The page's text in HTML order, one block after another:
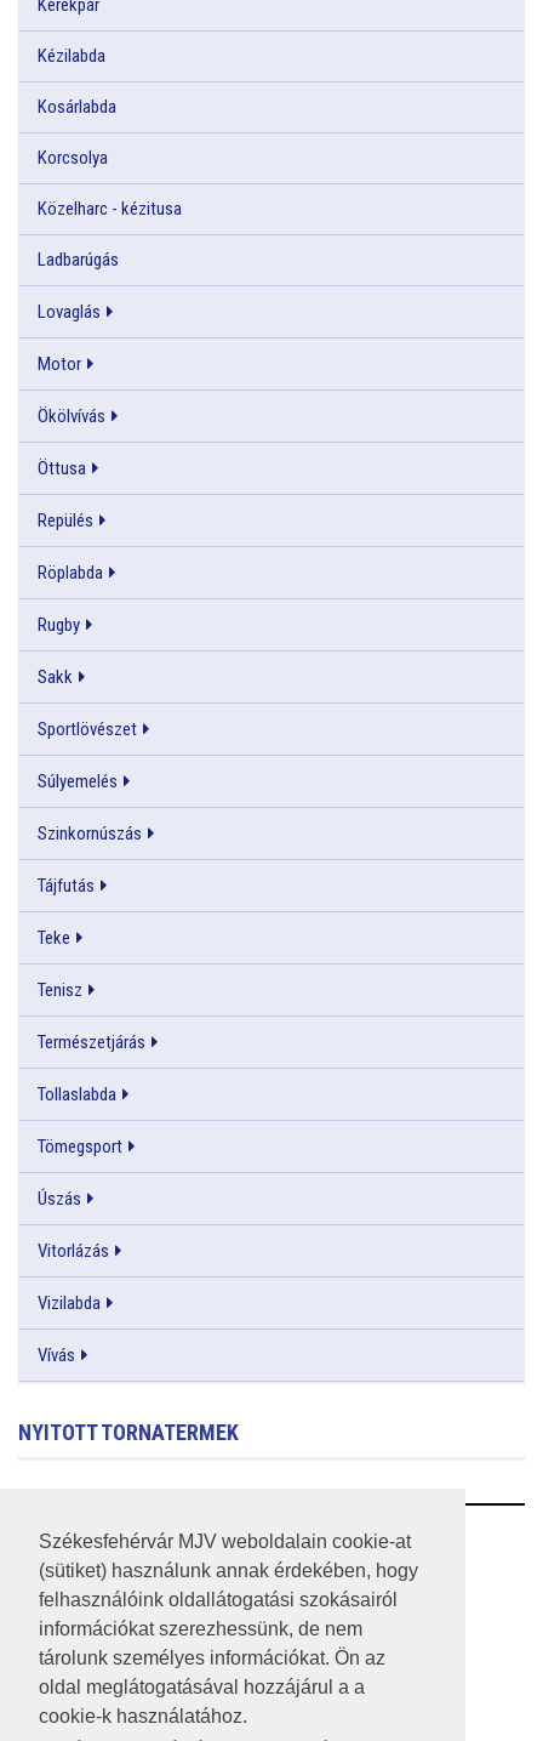
Székesfehérvár MJV weboldalain cookie-at
(sütiket) használunk annak érdekében, hogy
felhasználóink oldallátogatási szokásairól
információkat szerezhessünk, de nem
tárolunk személyes információkat. Ön az
oldal meglátogatásával hozzájárul a a
cookie-k használatához.
Kerékpár
Kézilabda
Kosárlabda
Korcsolya
Közelharc - kézitusa
Ladbarúgás
Lovaglás
Motor
Ökölvívás
Öttusa
Repülés
Röplabda
Rugby
Sakk
Sportlövészet
Súlyemelés
Szinkornúszás
Tájfutás
Teke
Tenisz
Természetjárás
Tollaslabda
Tömegsport
Úszás
Vitorlázás
Vizilabda
Vívás
NYITOTT TORNATERMEK
RSS
A HONLAP 2017.03.31-I ÁLLAPOTA
JOGI NYILATKOZAT
IMPRESSZUM